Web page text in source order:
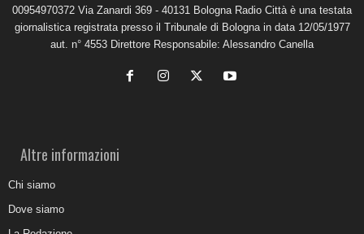
00954970372 Via Zanardi 369 - 40131 Bologna Radio Città è una testata
giornalistica registrata presso il Tribunale di Bologna in data 12/05/1977
aut. n° 4553 Direttore Responsabile: Alessandro Canella
Altre informazioni
Chi siamo
Dove siamo